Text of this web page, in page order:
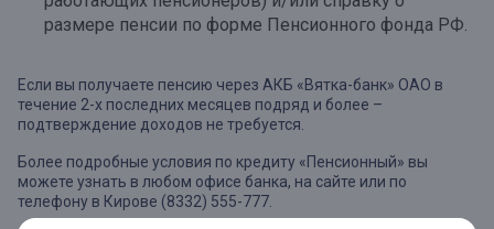
размере пенсии по форме Пенсионного фонда РФ.
Если вы получаете пенсию через АКБ «Вятка-банк» ОАО в
течение 2-х последних месяцев подряд и более –
подтверждение доходов не требуется.
Более подробные условия по кредиту «Пенсионный» вы
можете узнать в любом офисе банка, на сайте или по
телефону в Кирове (8332) 555-777.